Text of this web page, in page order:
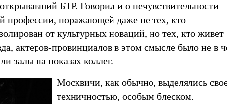
БТР. Говорил и о нечувствительности
профессии, поражающей даже не тех, кто
от культурных новаций, но тех, кто живет
актеров-провинциалов в этом смысле было не в
залы на показах коллег.
Москвичи, как обычно, выделялись
техничностью, особым блеском.